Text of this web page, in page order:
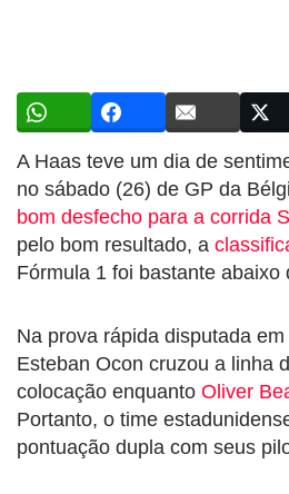
A Haas teve um dia de
no sábado (26) de GP da
bom desfecho para a corrida
pelo bom resultado, a
Fórmula 1 foi bastante abaixo
Na prova rápida disputada
Esteban Ocon cruzou a linha
colocação enquanto Oliver
Portanto, o time
pontuação dupla com seus